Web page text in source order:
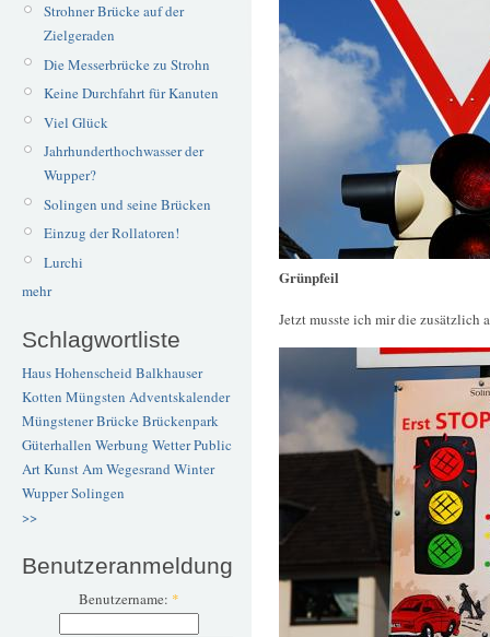
Strohner Brücke auf der
Zielgeraden
Die Messerbrücke zu Strohn
Keine Durchfahrt für Kanuten
Viel Glück
Jahrhunderthochwasser der
Wupper?
Solingen und seine Brücken
Einzug der Rollatoren!
Lurchi
mehr
Schlagwortliste
Haus Hohenscheid Balkhauser
Kotten Müngsten Adventskalender
Müngstener BrückeBrückenpark
Güterhallen Werbung WetterPublic
ArtKunstAm Wegesrand Winter
WupperSolingen
>>
Benutzeranmeldung
Benutzername: *
Grünpfeil
Jetzt musste ich mir die zusätzlich